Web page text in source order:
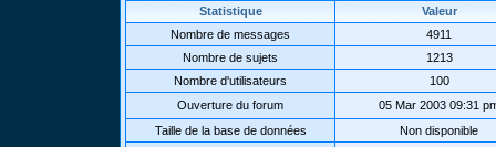
Statistique
Valeur
Nombre de messages
4911
Nombre de sujets
1213
Nombre d'utilisateurs
100
Ouverture du forum
05 Mar 2003 09:31
Taille de la base de données
Non disponible